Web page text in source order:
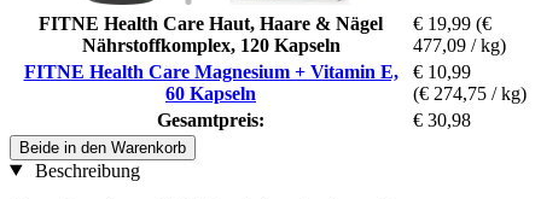
FITNE Health Care Haut, Haare & Nägel
Nährstoffkomplex, 120 Kapseln
€ 19,99 (€
477,09 / kg)
FITNE Health Care Magnesium + Vitamin E,
60 Kapseln
€ 10,99
(€ 274,75 / kg)
Gesamtpreis:
€ 30,98
Beide in den Warenkorb
Beschreibung